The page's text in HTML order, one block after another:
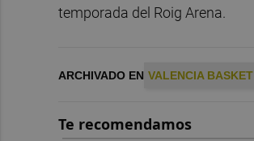
temporada del Roig Arena.
ARCHIVADO EN VALENCIA BASKET